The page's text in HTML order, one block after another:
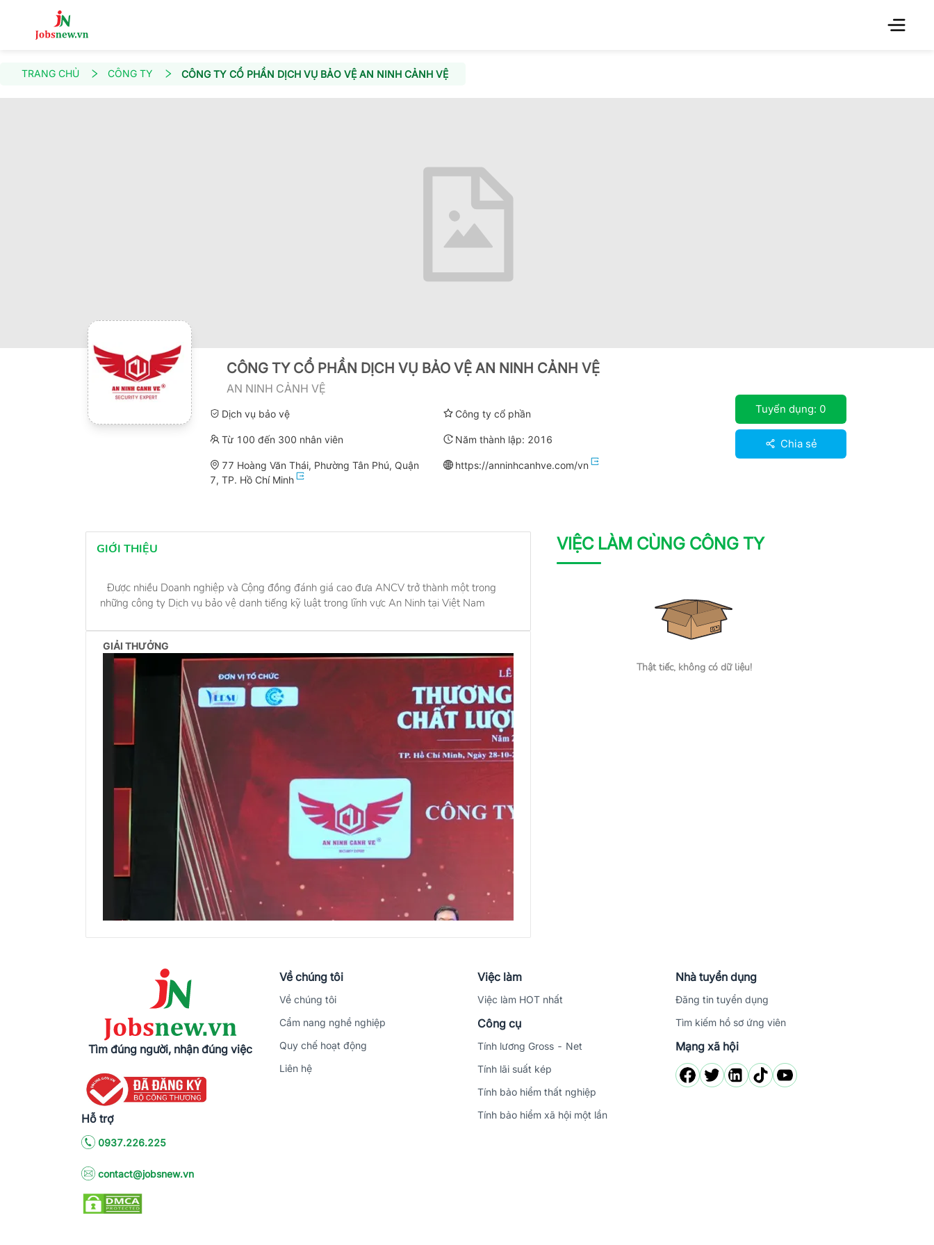
TRANG CHỦ CÔNG TY CÔNG TY CỔ PHẦN DỊCH VỤ BẢO VỆ AN NINH CẢNH VỆ
CÔNG TY CỔ PHẦN DỊCH VỤ BẢO VỆ AN NINH CẢNH VỆ
AN NINH CẢNH VỆ
Dịch vụ bảo vệ Công ty cổ phần
Từ 100 đến 300 nhân viên Năm thành lập: 2016
77 Hoàng Văn Thái, Phường Tân Phú, Quận
7, TP. Hồ Chí Minh
https://anninhcanhve.com/vn
Tuyển dụng: 0
Chia sẻ
GIỚI THIỆU
Được nhiều Doanh nghiệp và Cộng đồng đánh giá cao đưa ANCV trở thành một trong
những công ty Dịch vụ bảo vệ danh tiếng kỹ luật trong lĩnh vực An Ninh tại Việt Nam
GIẢI THƯỞNG
VIỆC LÀM CÙNG CÔNG TY
Thật tiếc, không có dữ liệu!
Tìm đúng người, nhận đúng việc
Hỗ trợ
0937.226.225
contact@jobsnew.vn
Về chúng tôi
Về chúng tôi
Cẩm nang nghề nghiệp
Quy chế hoạt động
Liên hệ
Việc làm
Việc làm HOT nhất
Công cụ
Tính lương Gross - Net
Tính lãi suất kép
Tính bảo hiểm thất nghiệp
Tính bảo hiểm xã hội một lần
Nhà tuyển dụng
Đăng tin tuyển dụng
Tìm kiếm hồ sơ ứng viên
Mạng xã hội